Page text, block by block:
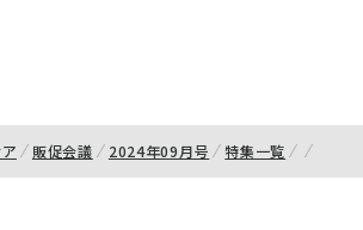
ア 販促会議 2024年09月号 特集一覧